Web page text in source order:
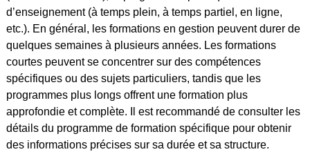
d’enseignement (à temps plein, à temps partiel, en ligne,
etc.). En général, les formations en gestion peuvent durer de
quelques semaines à plusieurs années. Les formations
courtes peuvent se concentrer sur des compétences
spécifiques ou des sujets particuliers, tandis que les
programmes plus longs offrent une formation plus
approfondie et complète. Il est recommandé de consulter les
détails du programme de formation spécifique pour obtenir
des informations précises sur sa durée et sa structure.